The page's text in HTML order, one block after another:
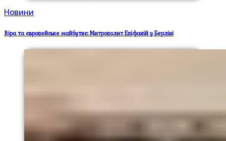
Новини
Віра та європейське майбутнє: Митрополит Епіфаній у Берліні